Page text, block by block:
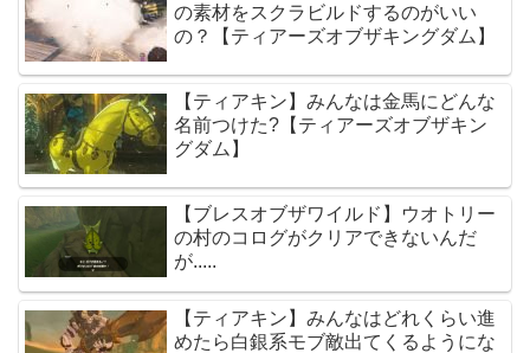
の素材をスクラビルドするのがいい
の？【ティアーズオブザキングダム】
【ティアキン】みんなは金馬にどんな
名前つけた?【ティアーズオブザキン
グダム】
【ブレスオブザワイルド】ウオトリー
の村のコログがクリアできないんだ
が.....
【ティアキン】みんなはどれくらい進
めたら白銀系モブ敵出てくるようにな